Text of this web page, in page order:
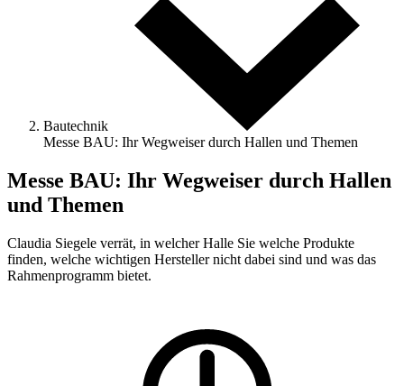
Bautechnik
Messe BAU: Ihr Wegweiser durch Hallen und Themen
Messe BAU: Ihr Wegweiser durch Hallen
und Themen
Claudia Siegele verrät, in welcher Halle Sie welche Produkte
finden, welche wichtigen Hersteller nicht dabei sind und was das
Rahmenprogramm bietet.